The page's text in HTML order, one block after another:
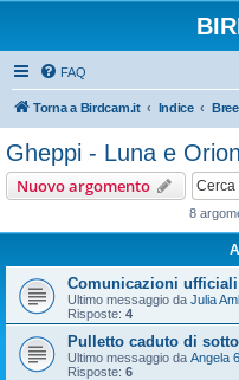
FAQ
Torna a Birdcam.it Indice
Gheppi - Luna e
Nuovo argomento
8
Comunicazioni ufficiali
Ultimo messaggio da Julia
Risposte: 4
Pulletto caduto di sotto
Ultimo messaggio da Angela
Risposte: 6